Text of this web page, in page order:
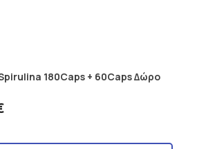
180Caps + 60Caps Δώρο